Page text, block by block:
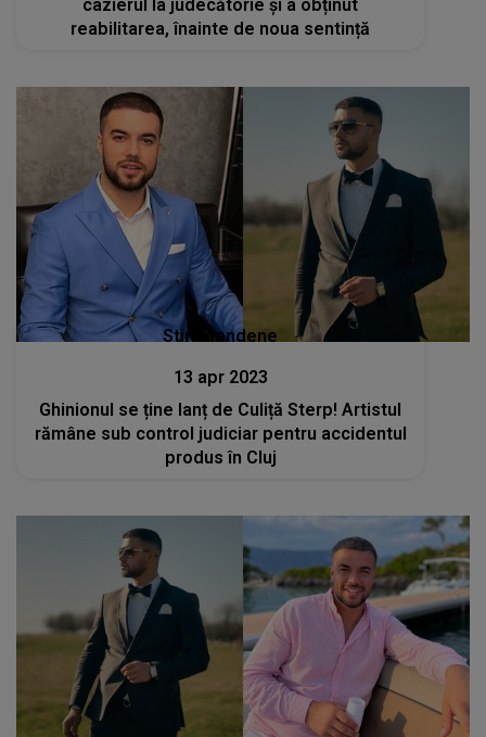
cazierul la judecătorie și a obținut
reabilitarea, înainte de noua sentință
Stiri mondene
13 apr 2023
Ghinionul se ține lanț de Culiță Sterp! Artistul
rămâne sub control judiciar pentru accidentul
produs în Cluj